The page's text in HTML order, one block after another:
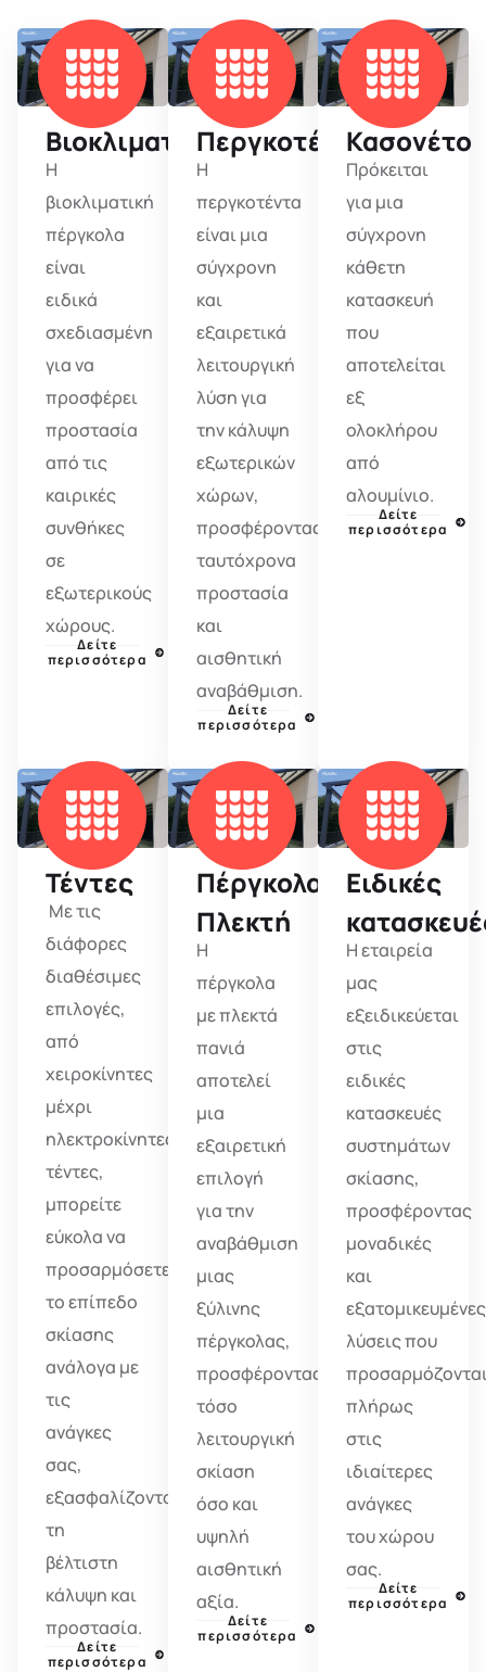
Βιοκλιματική
Η
βιοκλιματική
πέργκολα
είναι
ειδικά
σχεδιασμένη
για να
προσφέρει
προστασία
από τις
καιρικές
συνθήκες
σε
εξωτερικούς
χώρους.
Δείτε
περισσότερα
Περγκοτέντα
Η
περγκοτέντα
είναι μια
σύγχρονη
και
εξαιρετικά
λειτουργική
λύση για
την κάλυψη
εξωτερικών
χώρων,
προσφέροντας
ταυτόχρονα
προστασία
και
αισθητική
αναβάθμιση.
Δείτε
περισσότερα
Κασονέτο
Πρόκειται
για μια
σύγχρονη
κάθετη
κατασκευή
που
αποτελείται
εξ
ολοκλήρου
από
αλουμίνιο.
Δείτε
περισσότερα
Τέντες
Με τις
διάφορες
διαθέσιμες
επιλογές,
από
χειροκίνητες
μέχρι
ηλεκτροκίνητες
τέντες,
μπορείτε
εύκολα να
προσαρμόσετε
το επίπεδο
σκίασης
ανάλογα με
τις
ανάγκες
σας,
εξασφαλίζοντας
τη
βέλτιστη
κάλυψη και
προστασία.
Δείτε
περισσότερα
Πέργκολα
Πλεκτή
Η
πέργκολα
με πλεκτά
πανιά
αποτελεί
μια
εξαιρετική
επιλογή
για την
αναβάθμιση
μιας
ξύλινης
πέργκολας,
προσφέροντας
τόσο
λειτουργική
σκίαση
όσο και
υψηλή
αισθητική
αξία.
Δείτε
περισσότερα
Ειδικές
Η εταιρεία
μας
εξειδικεύεται
στις
ειδικές
κατασκευές
συστημάτων
σκίασης,
προσφέροντας
μοναδικές
και
εξατομικευμένες
λύσεις που
πλήρως
στις
ιδιαίτερες
ανάγκες
του χώρου
σας.
Δείτε
περισσότερα